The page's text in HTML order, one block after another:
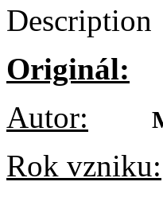
Description
Originál:
Autor:
Rok vzniku: